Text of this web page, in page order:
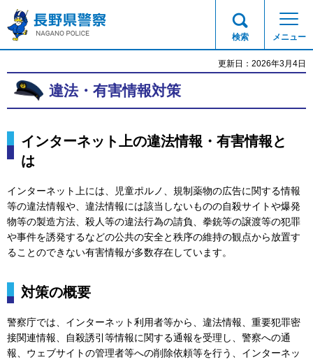
長野県警察
検索 メニュー
更新日：2026年3月4日
違法・有害情報対策
インターネット上の違法情報・有害情報と
は
インターネット上には、児童ポルノ、規制薬物の広告に関する情報
等の違法情報や、違法情報には該当しないものの自殺サイトや爆発
物等の製造方法、殺人等の違法行為の請負、拳銃等の譲渡等の犯罪
や事件を誘発するなどの公共の安全と秩序の維持の観点から放置す
ることのできない有害情報が多数存在しています。
対策の概要
警察庁では、インターネット利用者等から、違法情報、重要犯罪密
接関連情報、自殺誘引等情報に関する通報を受理し、警察への通
報、ウェブサイトの管理者等への削除依頼等を行う、インターネッ